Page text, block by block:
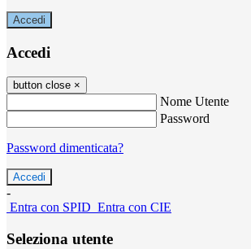
Accedi
Accedi
button close ×
Nome Utente
Password
Password dimenticata?
-
Entra con SPID Entra con CIE
Seleziona utente